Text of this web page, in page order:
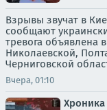
Взрывы звучат в
сообщают
тревога объявлена
Николаевской,
Черниговской
Вчера, 01:10